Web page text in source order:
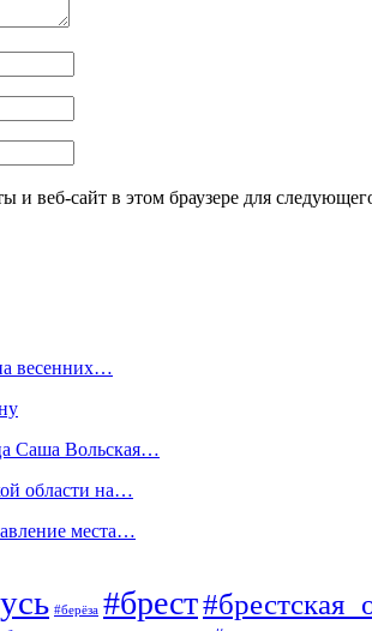
и веб-сайт в этом браузере для
весенних…
Саша Вольская…
области на…
места…
#берёза #брест